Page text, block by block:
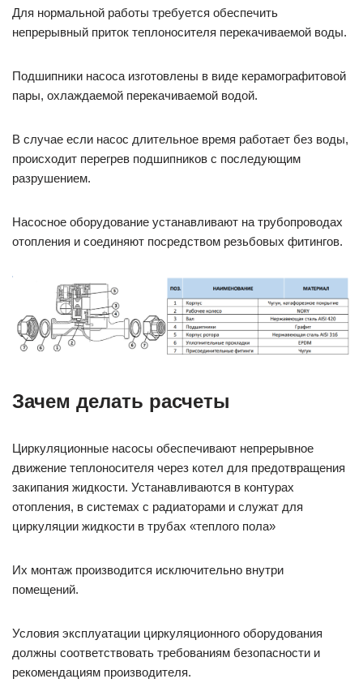
Для нормальной работы требуется обеспечить
непрерывный приток теплоносителя перекачиваемой воды.
Подшипники насоса изготовлены в виде керамографитовой
пары, охлаждаемой перекачиваемой водой.
В случае если насос длительное время работает без воды,
происходит перегрев подшипников с последующим
разрушением.
Насосное оборудование устанавливают на трубопроводах
отопления и соединяют посредством резьбовых фитингов.
Зачем делать расчеты
Циркуляционные насосы обеспечивают непрерывное
движение теплоносителя через котел для предотвращения
закипания жидкости. Устанавливаются в контурах
отопления, в системах с радиаторами и служат для
циркуляции жидкости в трубах «теплого пола»
Их монтаж производится исключительно внутри
помещений.
Условия эксплуатации циркуляционного оборудования
должны соответствовать требованиям безопасности и
рекомендациям производителя.